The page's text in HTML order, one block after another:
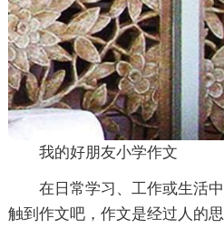
我的好朋友小学作文
在日常学习、工作或生活
触到作文吧，作文是经过人的